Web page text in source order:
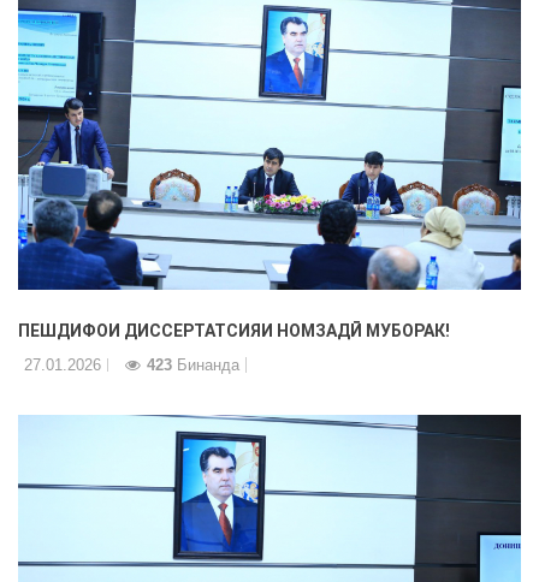
ПЕШДИФОИ ДИССЕРТАТСИЯИ НОМЗАДӢ МУБОРАК!
27.01.2026 423 Бинанда